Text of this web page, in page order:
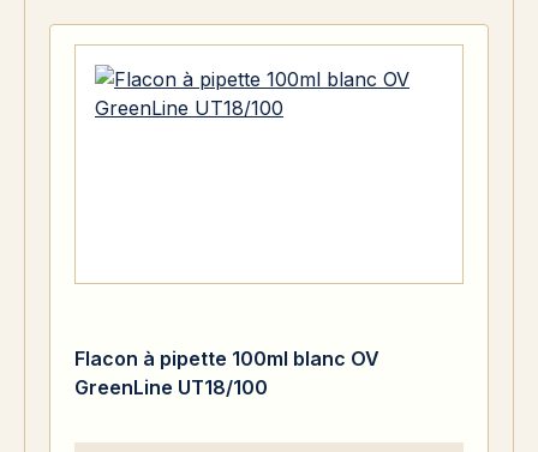
Flacon à pipette 100ml blanc OV
GreenLine UT18/100